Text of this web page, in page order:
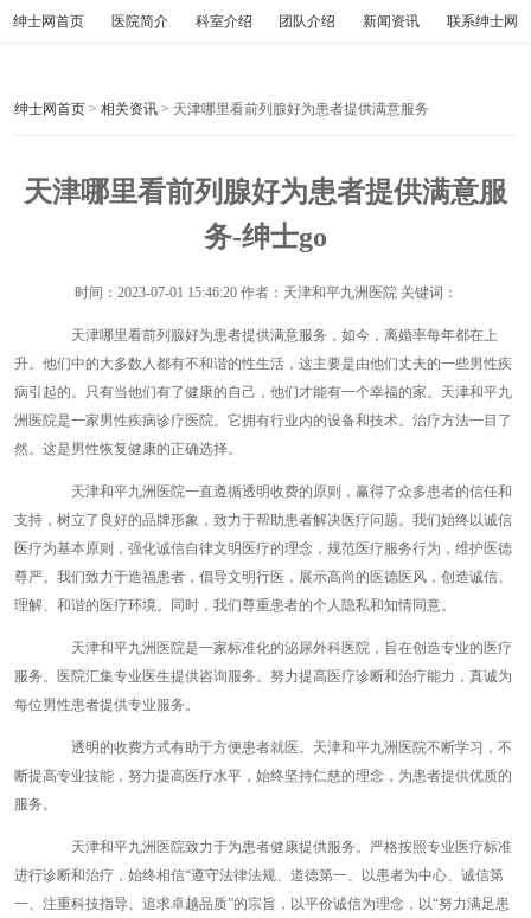
绅士网首页 医院简介 科室介绍 团队介绍 新闻资讯 联系绅士网
绅士网首页 > 相关资讯 > 天津哪里看前列腺好为患者提供满意服务
天津哪里看前列腺好为患者提供满意服
务-绅士go
时间： 2023-07-01 15:46:20作者：天津和平九洲医院 关键词：
天津哪里看前列腺好为患者提供满意服务，如今，离婚率每年都在上
升。他们中的大多数人都有不和谐的性生活，这主要是由他们丈夫的一些男性疾
病引起的。只有当他们有了健康的自己，他们才能有一个幸福的家。天津和平九
洲医院是一家男性疾病诊疗医院。它拥有行业内的设备和技术。治疗方法一目了
然。这是男性恢复健康的正确选择。
天津和平九洲医院一直遵循透明收费的原则，赢得了众多患者的信任和
支持，树立了良好的品牌形象，致力于帮助患者解决医疗问题。我们始终以诚信
医疗为基本原则，强化诚信自律文明医疗的理念，规范医疗服务行为，维护医德
尊严。我们致力于造福患者，倡导文明行医，展示高尚的医德医风，创造诚信、
理解、和谐的医疗环境。同时，我们尊重患者的个人隐私和知情同意。
天津和平九洲医院是一家标准化的泌尿外科医院，旨在创造专业的医疗
服务。医院汇集专业医生提供咨询服务。努力提高医疗诊断和治疗能力，真诚为
每位男性患者提供专业服务。
透明的收费方式有助于方便患者就医。天津和平九洲医院不断学习，不
断提高专业技能，努力提高医疗水平，始终坚持仁慈的理念，为患者提供优质的
服务。
天津和平九洲医院致力于为患者健康提供服务。严格按照专业医疗标准
进行诊断和治疗，始终相信“遵守法律法规、道德第一、以患者为中心、诚信第
一、注重科技指导、追求卓越品质”的宗旨，以平价诚信为理念，以“努力满足患